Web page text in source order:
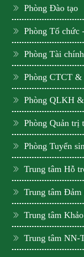
Phòng Đào tạo
Phòng Tổ chức
Phòng Tài
Phòng CTCT
Phòng QLKH
Phòng Quản trị
Phòng Tuyển
Trung tâm Hỗ
Trung tâm Đảm
Trung tâm
Trung tâm